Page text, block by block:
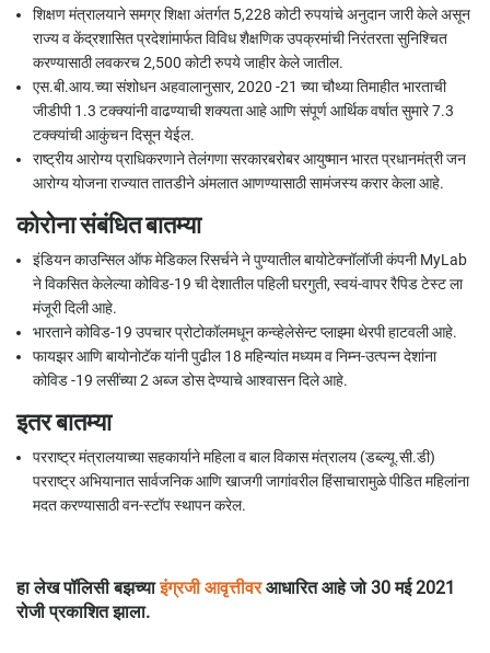
शिक्षण मंत्रालयाने समग्र शिक्षा अंतर्गत 5,228 कोटी रुपयांचे अनुदान जारी केले असून
राज्य व केंद्रशासित प्रदेशांमार्फत विविध शैक्षणिक उपक्रमांची निरंतरता सुनिश्चित
करण्यासाठी लवकरच 2,500 कोटी रुपये जाहीर केले जातील.
एस.बी.आय.च्या संशोधन अहवालानुसार, 2020 -21 च्या चौथ्या तिमाहीत भारताची
जीडीपी 1.3 टक्क्यांनी वाढण्याची शक्यता आहे आणि संपूर्ण आर्थिक वर्षात सुमारे 7.3
टक्क्यांची आकुंचन दिसून येईल.
राष्ट्रीय आरोग्य प्राधिकरणाने तेलंगणा सरकारबरोबर आयुष्मान भारत प्रधानमंत्री जन
आरोग्य योजना राज्यात तातडीने अंमलात आणण्यासाठी सामंजस्य करार केला आहे.
कोरोना संबंधित बातम्या
इंडियन काउन्सिल ऑफ मेडिकल रिसर्चने ने पुण्यातील बायोटेक्नॉलॉजी कंपनी MyLab
ने विकसित केलेल्या कोविड-19 ची देशातील पहिली घरगुती, स्वयं-वापर रैपिड टेस्ट ला
मंजूरी दिली आहे.
भारताने कोविड-19 उपचार प्रोटोकॉलमधून कन्व्हेलेसेन्ट प्लाझ्मा थेरपी हाटवली आहे.
फायझर आणि बायोनोटॅक यांनी पुढील 18 महिन्यांत मध्यम व निम्न-उत्पन्न देशांना
कोविड -19 लसींच्या 2 अब्ज डोस देण्याचे आश्वासन दिले आहे.
इतर बातम्या
परराष्ट्र मंत्रालयाच्या सहकार्याने महिला व बाल विकास मंत्रालय (डब्ल्यू.सी.डी)
परराष्ट्र अभियानात सार्वजनिक आणि खाजगी जागांवरील हिंसाचारामुळे पीडित महिलांना
मदत करण्यासाठी वन-स्टॉप स्थापन करेल.
हा लेख पॉलिसी बझच्याइंग्रजी आवृत्तीवरआधारित आहे जो 30 मई 2021
रोजी प्रकाशित झाला.